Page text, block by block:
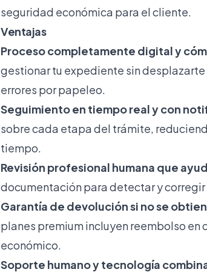
seguridad económica para el cliente.
Ventajas
Proceso completamente digital y
gestionar tu expediente sin
errores por papeleo.
Seguimiento en tiempo real y con
sobre cada etapa del trámite,
tiempo.
Revisión profesional humana que
documentación para detectar y
Garantía de devolución si no se
planes premium incluyen reembolso
económico.
Soporte humano y tecnología